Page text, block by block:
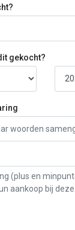
gekocht?